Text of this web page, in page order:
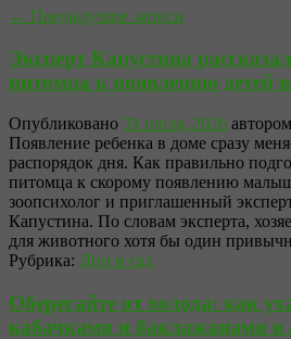
← Предыдущие записи
Эксперт Капустина
питомца к появлению детей
Опубликовано 31 июля, 2026 автором
Появление ребенка в доме сразу
распорядок дня. Как правильно
питомца к скорому появлению
зоопсихолог и приглашенный
Капустина. По словам эксперта,
для животного хотя бы один
Рубрика: Дом и сад
Оберегайте от холода: как
кабачками и баклажанами в